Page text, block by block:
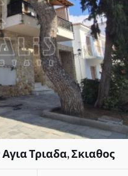
Τριαδα, Σκιαθος